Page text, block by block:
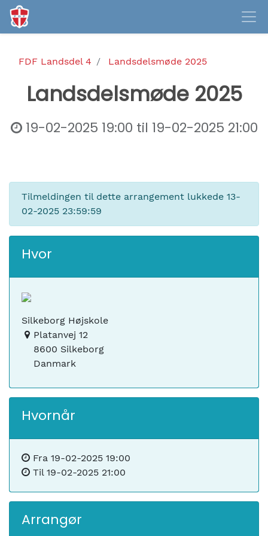
FDF Landsdel 4 Landsdelsmøde 2025
Landsdelsmøde 2025
19-02-2025 19:00 til 19-02-2025 21:00
Tilmeldingen til dette arrangement lukkede 13-
02-2025 23:59:59
Hvor
Silkeborg Højskole
Platanvej 12
8600 Silkeborg
Danmark
Hvornår
Fra 19-02-2025 19:00
Til 19-02-2025 21:00
Arrangør